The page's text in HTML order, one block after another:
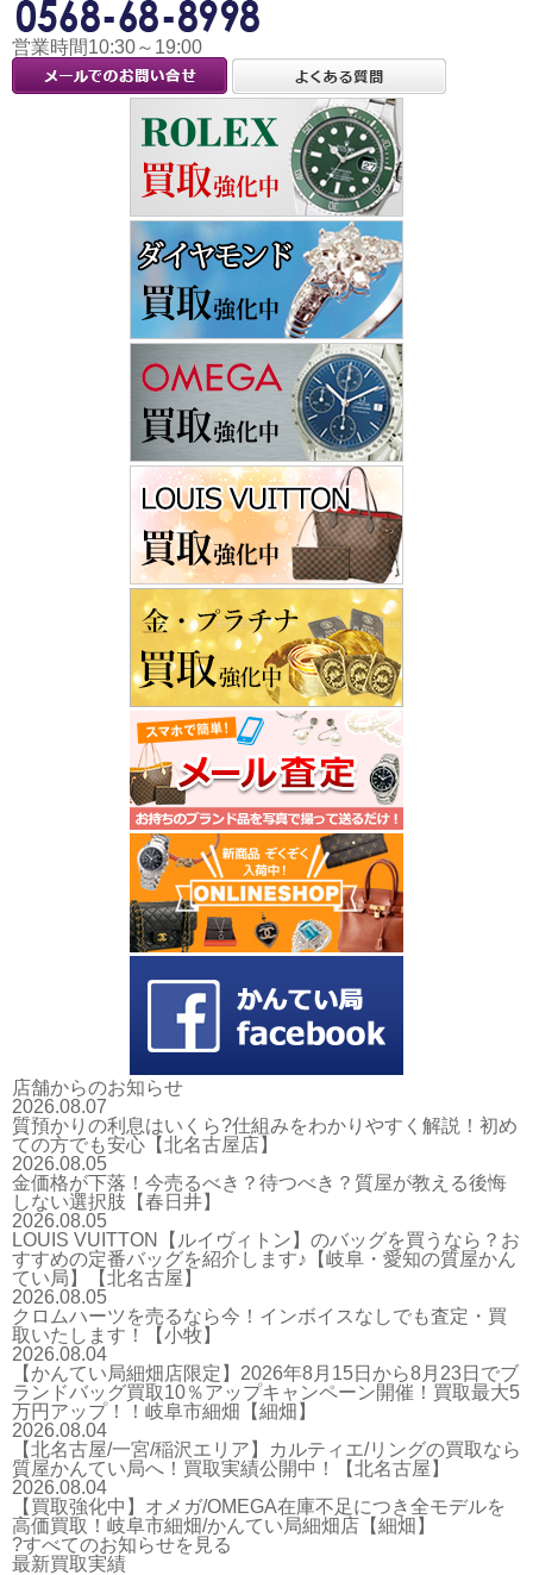
営業時間10:30～19:00
店舗からのお知らせ
2026.08.07
質預かりの利息はいくら?仕組みをわかりやすく解説！初め
ての方でも安心【北名古屋店】
2026.08.05
金価格が下落！今売るべき？待つべき？質屋が教える後悔
しない選択肢【春日井】
2026.08.05
LOUIS VUITTON【ルイヴィトン】のバッグを買うなら？お
すすめの定番バッグを紹介します♪【岐阜・愛知の質屋かん
てい局】【北名古屋】
2026.08.05
クロムハーツを売るなら今！インボイスなしでも査定・買
取いたします！【小牧】
2026.08.04
【かんてい局細畑店限定】2026年8月15日から8月23日でブ
ランドバッグ買取10％アップキャンペーン開催！買取最大5
万円アップ！！岐阜市細畑【細畑】
2026.08.04
【北名古屋/一宮/稲沢エリア】カルティエ/リングの買取なら
質屋かんてい局へ！買取実績公開中！【北名古屋】
2026.08.04
【買取強化中】オメガ/OMEGA在庫不足につき全モデルを
高価買取！岐阜市細畑/かんてい局細畑店【細畑】
?すべてのお知らせを見る
最新買取実績